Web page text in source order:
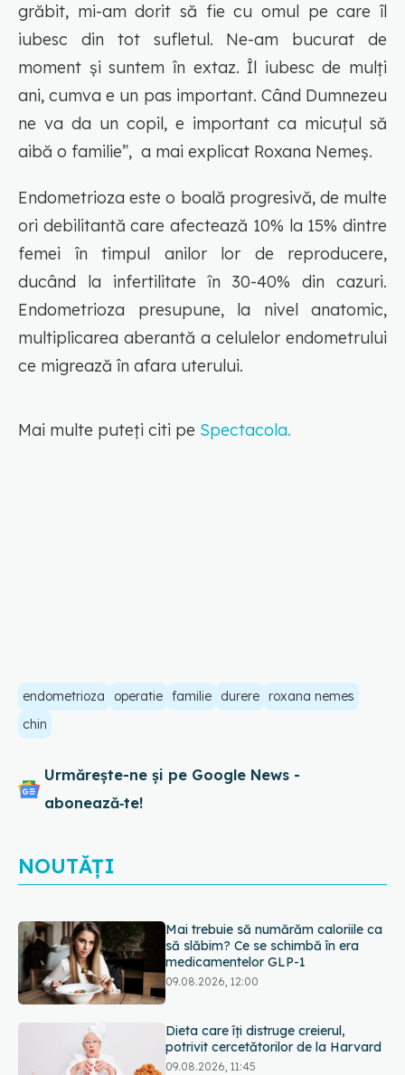
grăbit, mi-am dorit să fie cu omul pe care îl
iubesc din tot sufletul. Ne-am bucurat de
moment şi suntem în extaz. Îl iubesc de mulţi
ani, cumva e un pas important. Când Dumnezeu
ne va da un copil, e important ca micuțul să
aibă o familie”, a mai explicat Roxana Nemeș.
Endometrioza este o boală progresivă, de multe
ori debilitantă care afectează 10% la 15% dintre
femei în timpul anilor lor de reproducere,
ducând la infertilitate ȋn 30-40% din cazuri.
Endometrioza presupune, la nivel anatomic,
multiplicarea aberantă a celulelor endometrului
ce migrează în afara uterului.
Mai multe puteți citi pe Spectacola.
endometrioza operatie familie durere roxana nemes
chin
Urmărește-ne și pe Google News -
abonează‑te!
NOUTĂȚI
Dieta care îți distruge creierul,
potrivit cercetătorilor de la Harvard
09.08.2026, 11:45
Cum folosești uleiul esențial de
rozmarin pentru a opri căderea
părului